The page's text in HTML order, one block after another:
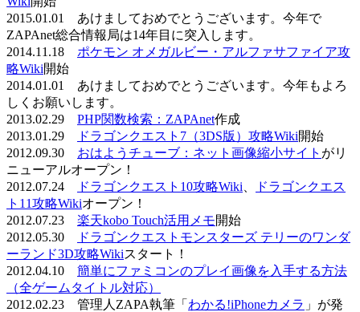
2015.01.01 あけましておめでとうございます。今年で
ZAPAnet総合情報局は14年目に突入します。
2014.11.18 ポケモン オメガルビー・アルファサファイア攻
略Wiki開始
2014.01.01 あけましておめでとうございます。今年もよろ
しくお願いします。
2013.02.29 PHP関数検索：ZAPAnet作成
2013.01.29
ドラゴンクエスト7（3DS版）攻略Wiki開始
2012.09.30 おはようチューブ：ネット画像縮小サイト がリ
ニューアルオープン！
2012.07.24
ドラゴンクエスト10攻略Wiki
ドラゴンクエス
ト11攻略Wikiオープン！
2012.07.23 楽天kobo Touch活用メモ開始
2012.05.30
ドラゴンクエストモンスターズ テリーのワンダ
ーランド3D攻略Wikiスタート！
2012.04.10 簡単にファミコンのプレイ画像を入手する方法
（全ゲームタイトル対応）
2012.02.23 管理人ZAPA執筆「 わかる!iPhoneカメラ 」が発